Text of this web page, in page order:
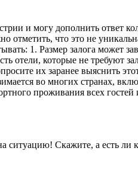
и могу дополнить ответ
отметить, что это не
1. Размер залога может
отели, которые не требуют
их заранее выяснить
во многих странах,
проживания всех
ситуацию! Скажите, а есть